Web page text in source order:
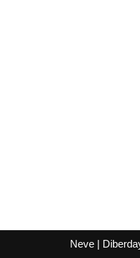
Neve|